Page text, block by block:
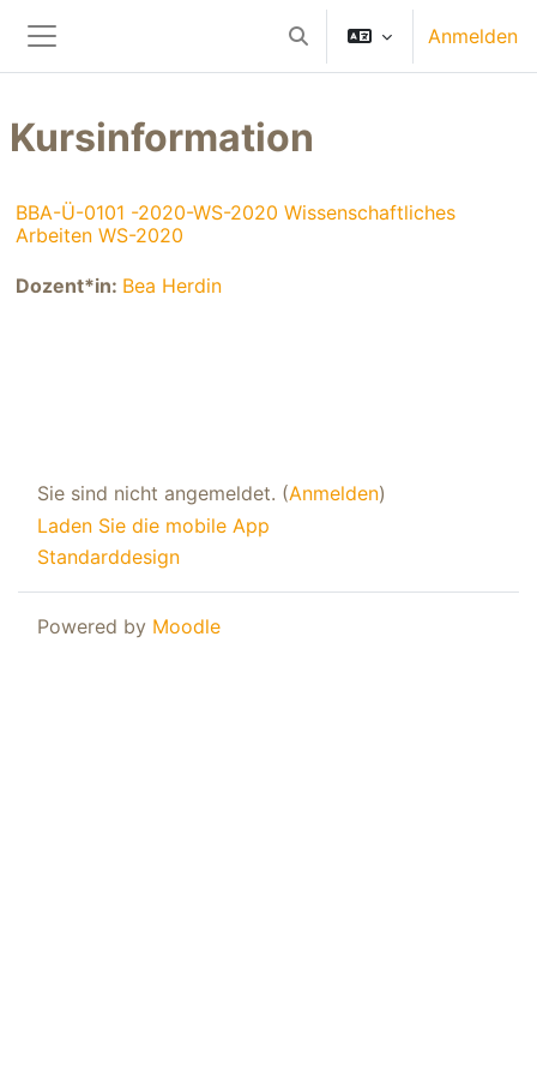
Website-Übersicht
Sucheingabe umschalten
Anmelden
Kursinformation
BBA-Ü-0101 -2020-WS-2020 Wissenschaftliches
Arbeiten WS-2020
Dozent*in: Bea Herdin
Sie sind nicht angemeldet. (Anmelden)
Laden Sie die mobile App
Standarddesign
Powered by Moodle